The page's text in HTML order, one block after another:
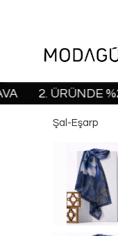
ÜRÜNDE %20
Şal-Eşarp